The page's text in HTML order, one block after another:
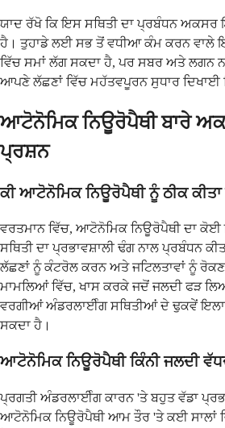
ਯਾਦ ਰੱਖੋ ਕਿ ਇਸ ਸਥਿਤੀ ਦਾ ਪ੍ਰਬੰਧਨ ਅਕਸਰ
ਹੈ। ਤੁਹਾਡੇ ਲਈ ਸਭ ਤੋਂ ਵਧੀਆ ਕੰਮ ਕਰਨ ਵਾਲੇ
ਵਿੱਚ ਸਮਾਂ ਲੱਗ ਸਕਦਾ ਹੈ, ਪਰ ਸਬਰ ਅਤੇ ਲਗਨ
ਆਪਣੇ ਲੱਛਣਾਂ ਵਿੱਚ ਮਹੱਤਵਪੂਰਨ ਸੁਧਾਰ ਦਿਖਾਈ
ਆਟੋਨੋਮਿਕ ਨਿਊਰੋਪੈਥੀ ਬਾਰੇ
ਪ੍ਰਸ਼ਨ
ਕੀ ਆਟੋਨੋਮਿਕ ਨਿਊਰੋਪੈਥੀ ਨੂੰ ਠੀਕ ਕੀਤਾ
ਵਰਤਮਾਨ ਵਿੱਚ, ਆਟੋਨੋਮਿਕ ਨਿਊਰੋਪੈਥੀ ਦਾ
ਸਥਿਤੀ ਦਾ ਪ੍ਰਭਾਵਸ਼ਾਲੀ ਢੰਗ ਨਾਲ ਪ੍ਰਬੰਧਨ
ਲੱਛਣਾਂ ਨੂੰ ਕੰਟਰੋਲ ਕਰਨ ਅਤੇ ਜਟਿਲਤਾਵਾਂ ਨੂੰ
ਮਾਮਲਿਆਂ ਵਿੱਚ, ਖਾਸ ਕਰਕੇ ਜਦੋਂ ਜਲਦੀ ਫੜ
ਵਰਗੀਆਂ ਅੰਡਰਲਾਈੰਗ ਸਥਿਤੀਆਂ ਦੇ ਢੁਕਵੇਂ
ਸਕਦਾ ਹੈ।
ਆਟੋਨੋਮਿਕ ਨਿਊਰੋਪੈਥੀ ਕਿੰਨੀ ਜਲਦੀ
ਪ੍ਰਗਤੀ ਅੰਡਰਲਾਈੰਗ ਕਾਰਨ 'ਤੇ ਬਹੁਤ ਵੱਡਾ
ਆਟੋਨੋਮਿਕ ਨਿਊਰੋਪੈਥੀ ਆਮ ਤੌਰ 'ਤੇ ਕਈ ਸਾਲਾਂ